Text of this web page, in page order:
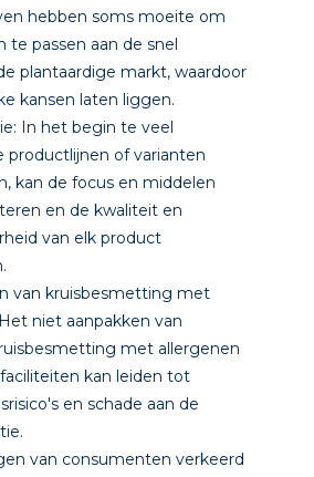
hebben soms moeite om
te passen aan de snel
plantaardige markt, waardoor
kansen laten liggen.
In het begin te veel
productlijnen of varianten
kan de focus en middelen
en de kwaliteit en
van elk product
van kruisbesmetting met
niet aanpakken van
met allergenen
kan leiden tot
en schade aan de
van consumenten verkeerd